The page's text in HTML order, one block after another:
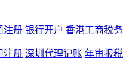
注册 银行开户 香港工商税务
注册 深圳代理记账 年审报